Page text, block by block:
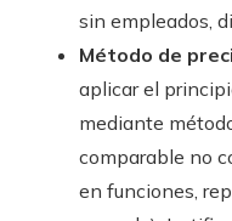
sin empleados,
Método de
aplicar el
mediante
comparable no
en funciones,